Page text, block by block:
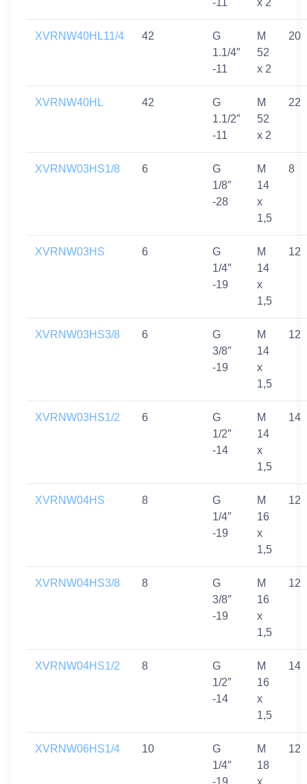
-11 x 2
XVRNW40HL11/4 42
G
1.1/4″
-11
M
52
x 2
20
XVRNW40HL 42
G
1.1/2″
-11
M
52
x 2
22
XVRNW03HS1/8 6
G
1/8″
-28
M
14
x
1,5
8
XVRNW03HS 6
G
1/4″
-19
M
14
x
1,5
12
XVRNW03HS3/8 6
G
3/8″
-19
M
14
x
1,5
12
XVRNW03HS1/2 6
G
1/2″
-14
M
14
x
1,5
14
XVRNW04HS 8
G
1/4″
-19
M
16
x
1,5
12
XVRNW04HS3/8 8
G
3/8″
-19
M
16
x
1,5
12
XVRNW04HS1/2 8
G
1/2″
-14
M
16
x
1,5
14
XVRNW06HS1/4 10
G
1/4″
M
18
12